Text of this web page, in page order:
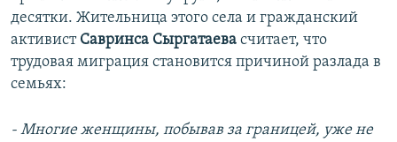
десятки. Жительница этого села и гражданский
активист Савринса Сыргатаева считает, что
трудовая миграция становится причиной разлада в
семьях:
- Многие женщины, побывав за границей, уже не